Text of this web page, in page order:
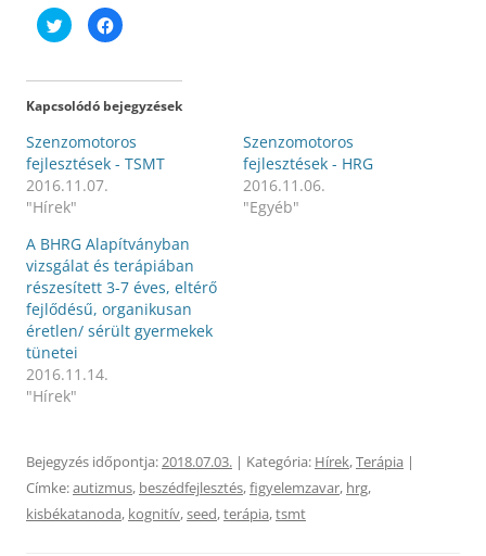
K
a
n
s
d
e
a
T
w
i
t
e
r
-
e
n
v
a
l
ó
m
e
g
o
s
o
(
F
a
o
o
k
n
v
a
o
s
z
á
s
h
o
s
d
.
Kapcsolódó bejegyzések
Szenzomotoros
fejlesztések - TSMT
2016.11.07.
"Hírek"
Szenzomotoros
fejlesztések - HRG
2016.11.06.
"Egyéb"
A BHRG Alapítványban
vizsgálat és terápiában
részesített 3-7 éves, eltérő
fejlődésű, organikusan
éretlen/ sérült gyermekek
tünetei
2016.11.14.
"Hírek"
Bejegyzés időpontja:2018.07.03. | Kategória: Hírek,Terápia |
Címke:autizmus, beszédfejlesztés,figyelemzavar, hrg,
kisbékatanoda, kognitív,seed,terápia,tsmt